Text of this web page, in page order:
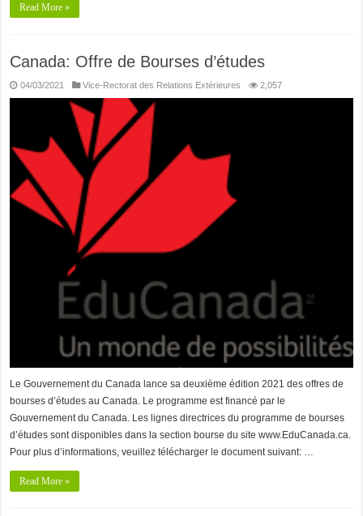
Read More »
Canada: Offre de Bourses d’études
04/03/2021 Vice-Rectorat des Relations Extérieures 2,057
Le Gouvernement du Canada lance sa deuxième édition 2021 des offres de
bourses d’études au Canada. Le programme est financé par le
Gouvernement du Canada. Les lignes directrices du programme de bourses
d’études sont disponibles dans la section bourse du site www.EduCanada.ca.
Pour plus d’informations, veuillez télécharger le document suivant: …
Read More »